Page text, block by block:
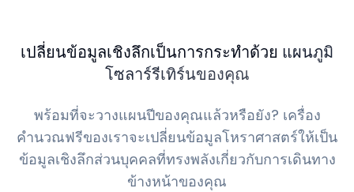
เปลี่ยนข้อมูลเชิงลึกเป็นการกระทำด้วย แผนภูมิ
โซลาร์รีเทิร์นของคุณ
พร้อมที่จะวางแผนปีของคุณแล้วหรือยัง? เครื่อง
คำนวณฟรีของเราจะเปลี่ยนข้อมูลโหราศาสตร์ให้เป็น
ข้อมูลเชิงลึกส่วนบุคคลที่ทรงพลังเกี่ยวกับการเดินทาง
ข้างหน้าของคุณ